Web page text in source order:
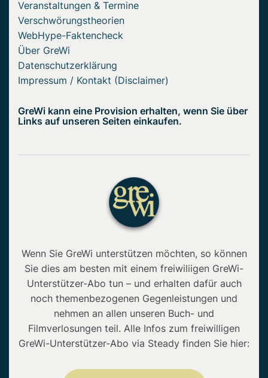
Veranstaltungen & Termine
Verschwörungstheorien
WebHype-Faktencheck
Über GreWi
Datenschutzerklärung
Impressum / Kontakt (Disclaimer)
GreWi kann eine Provision erhalten, wenn Sie über
Links auf unseren Seiten einkaufen.
Wenn Sie GreWi unterstützen möchten, so können
Sie dies am besten mit einem freiwiliigen GreWi-
Unterstützer-Abo tun – und erhalten dafür auch
noch themenbezogenen Gegenleistungen und
nehmen an allen unseren Buch- und
Filmverlosungen teil. Alle Infos zum freiwilligen
GreWi-Unterstützer-Abo via Steady finden Sie hier: